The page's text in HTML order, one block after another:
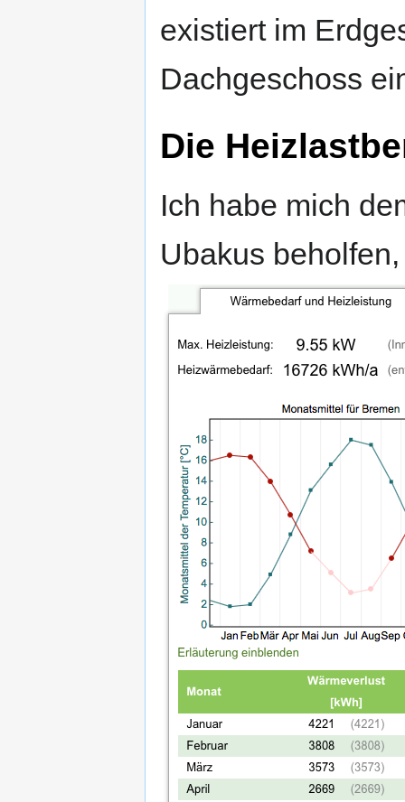
existiert im
Dachgeschoss
Die
Ich habe mich
Ubakus